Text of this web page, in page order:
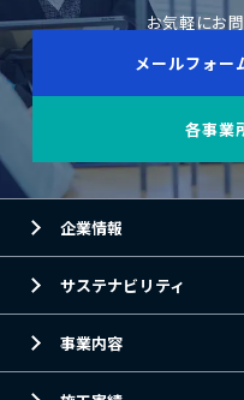
お気軽にお
メールフォー
各事業
企業情報
サステナビリティ
事業内容